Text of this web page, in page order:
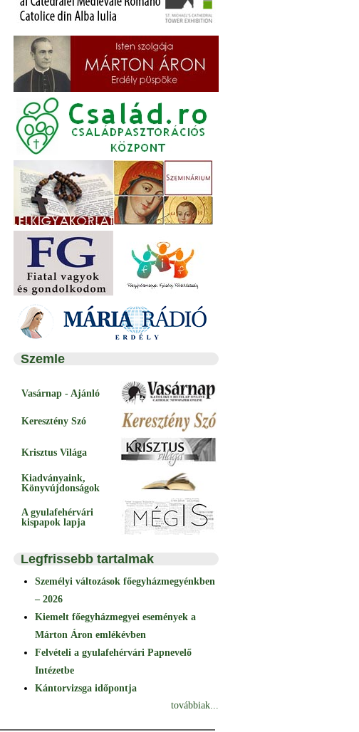
Szemle
Vasárnap - Ajánló
Keresztény Szó
Krisztus Világa
Kiadványaink,
Könyvújdonságok
A gyulafehérvári
kispapok lapja
Legfrissebb tartalmak
Személyi változások főegyházmegyénkben
– 2026
Kiemelt főegyházmegyei események a
Márton Áron emlékévben
Felvételi a gyulafehérvári Papnevelő
Intézetbe
Kántorvizsga időpontja
továbbiak...